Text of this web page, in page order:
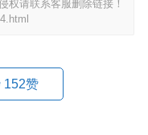
权请联系客服删除链接！
152赞